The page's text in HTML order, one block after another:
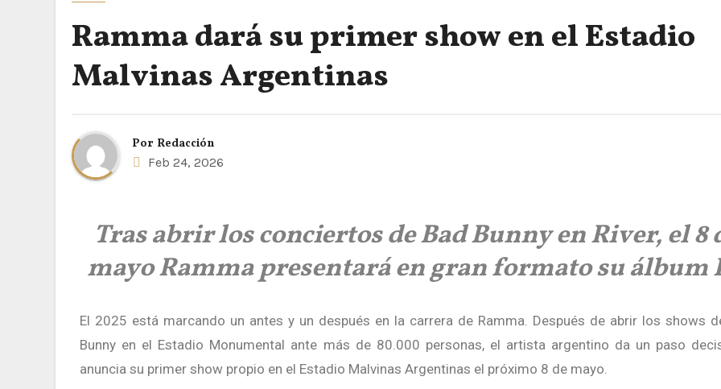
Ramma dará su primer show en el Estadio
Malvinas Argentinas
Por Redacción
Feb 24, 2026
Tras abrir los conciertos de Bad Bunny en River, el 8
mayo Ramma presentará en gran formato su álbum
El 2025 está marcando un antes y un después en la carrera de Ramma. Después de abrir los shows
Bunny en el Estadio Monumental ante más de 80.000 personas, el artista argentino da un paso
anuncia su primer show propio en el Estadio Malvinas Argentinas el próximo 8 de mayo.